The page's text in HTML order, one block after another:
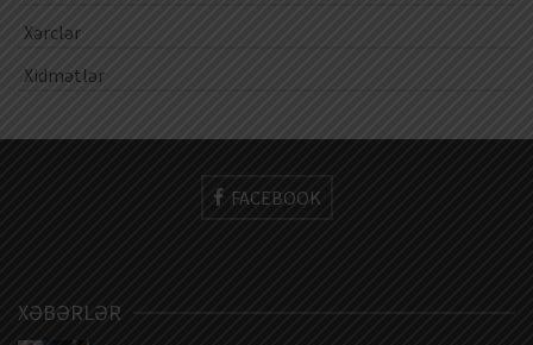
Xərclər
Xidmətlər
FACEBOOK
XƏBƏRLƏR